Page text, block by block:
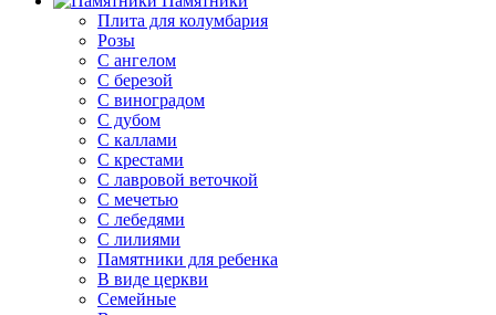
Плита для колумбария
Розы
C ангелом
C березой
С виноградом
С дубом
С каллами
С крестами
С лавровой веточкой
С мечетью
C лебедями
С лилиями
Памятники для ребенка
В виде церкви
Семейные